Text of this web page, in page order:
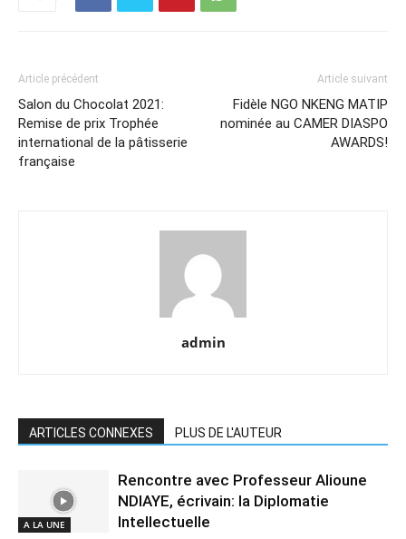
Article précédent
Salon du Chocolat 2021:
Remise de prix Trophée
international de la pâtisserie
française
Article suivant
Fidèle NGO NKENG MATIP
nominée au CAMER DIASPO
AWARDS!
admin
ARTICLES CONNEXES PLUS DE L'AUTEUR
A LA UNE
Rencontre avec Professeur Alioune
NDIAYE, écrivain: la Diplomatie
Intellectuelle